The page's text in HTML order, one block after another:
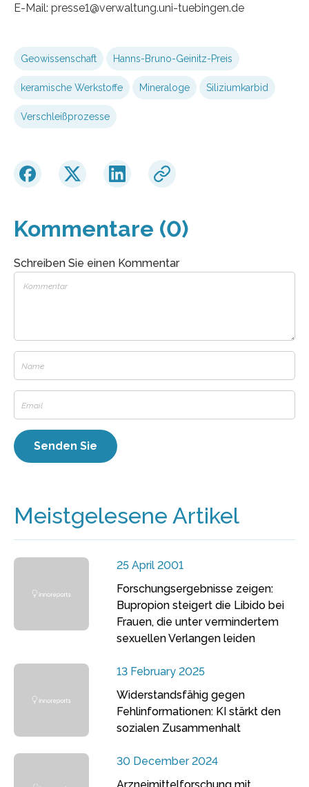
E-Mail: presse1@verwaltung.uni-tuebingen.de
Geowissenschaft Hanns-Bruno-Geinitz-Preis
keramische Werkstoffe Mineraloge Siliziumkarbid
Verschleißprozesse
Kommentare (0)
Schreiben Sie einen Kommentar
Meistgelesene Artikel
25 April 2001
Forschungsergebnisse zeigen:
Bupropion steigert die Libido bei
Frauen, die unter vermindertem
sexuellen Verlangen leiden
13 February 2025
Widerstandsfähig gegen
Fehlinformationen: KI stärkt den
sozialen Zusammenhalt
30 December 2024
Arzneimittelforschung mit